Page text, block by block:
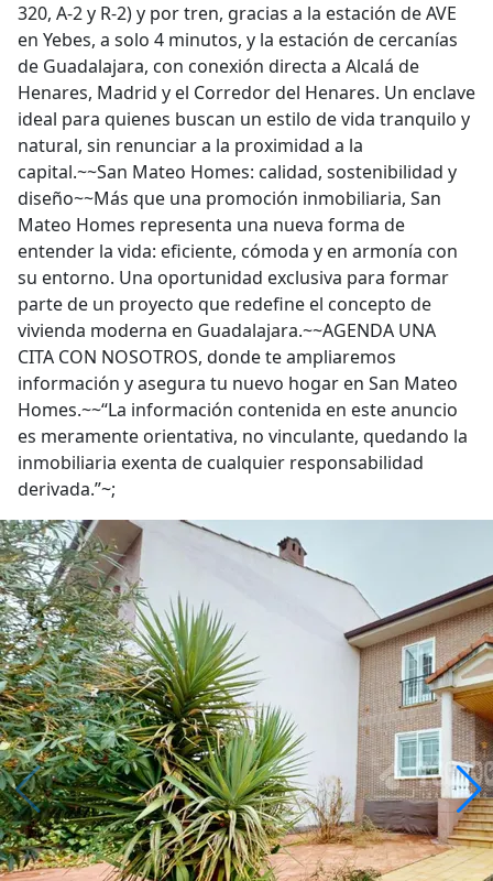
320, A-2 y R-2) y por tren, gracias a la estación de AVE
en Yebes, a solo 4 minutos, y la estación de cercanías
de Guadalajara, con conexión directa a Alcalá de
Henares, Madrid y el Corredor del Henares. Un enclave
ideal para quienes buscan un estilo de vida tranquilo y
natural, sin renunciar a la proximidad a la
capital.~~San Mateo Homes: calidad, sostenibilidad y
diseño~~Más que una promoción inmobiliaria, San
Mateo Homes representa una nueva forma de
entender la vida: eficiente, cómoda y en armonía con
su entorno. Una oportunidad exclusiva para formar
parte de un proyecto que redefine el concepto de
vivienda moderna en Guadalajara.~~AGENDA UNA
CITA CON NOSOTROS, donde te ampliaremos
información y asegura tu nuevo hogar en San Mateo
Homes.~~“La información contenida en este anuncio
es meramente orientativa, no vinculante, quedando la
inmobiliaria exenta de cualquier responsabilidad
derivada.”~;